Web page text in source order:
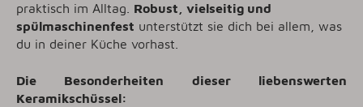
praktisch im Alltag. Robust, vielseitig und
spülmaschinenfest unterstützt sie dich bei allem, was
du in deiner Küche vorhast.
Die Besonderheiten dieser liebenswerten
Keramikschüssel: